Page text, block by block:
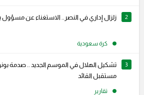
2 زلزال إداري في النصر.. الاستغناء عن مسؤول
كرة سعودية
3
تشكيل الهلال في الموسم الجديد .. صدمة
مستقبل القائد
تقارير